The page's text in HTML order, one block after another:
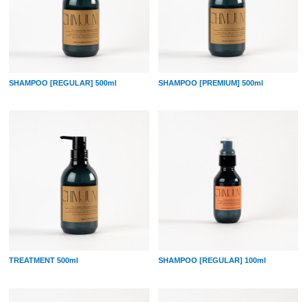
SHAMPOO [REGULAR] 500ml SHAMPOO [PREMIUM] 500ml
TREATMENT 500ml SHAMPOO [REGULAR] 100ml